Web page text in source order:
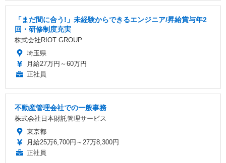
「まだ間に合う!」未経験からできるエンジニア/昇給賞与年2
回・研修制度充実
株式会社RIOT GROUP
埼玉県
月給27万円～60万円
正社員
不動産管理会社での一般事務
株式会社日本財託管理サービス
東京都
月給25万6,700円～27万8,300円
正社員